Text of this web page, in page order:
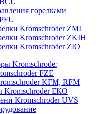
горелками
Kromschroder ZМI
Kromschroder ZKIH
Kromschroder ZIO
Kromschroder
FZE
KFM, RFM
Kromschroder ЕКО
Kromschroder UVS